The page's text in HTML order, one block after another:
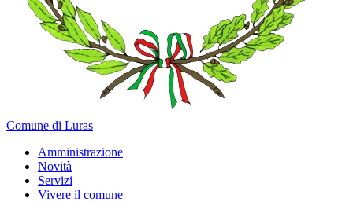
Comune di Luras
Amministrazione
Novità
Servizi
Vivere il comune